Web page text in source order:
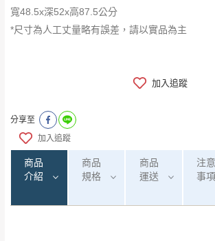
寬48.5x深52x高87.5公分
*尺寸為人工丈量略有誤差，請以實品為主
加入追蹤
分享至
加入追蹤
商品
介紹
商品
規格
商品
運送
注意
事項